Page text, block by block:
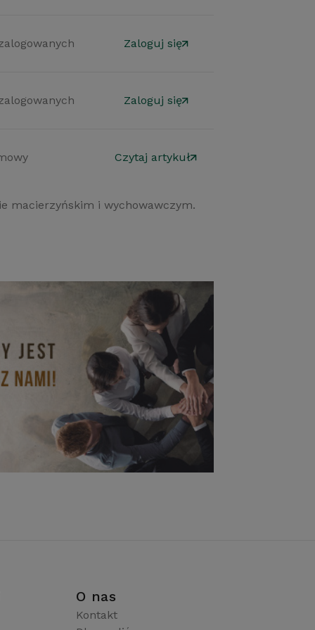
Zaloguj się
Zaloguj się
Czytaj artykuł
macierzyńskim i wychowawczym.
O nas
Kontakt